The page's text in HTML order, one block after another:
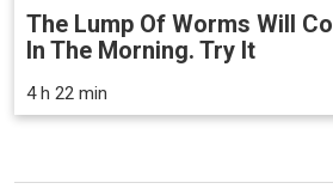
The Lump Of Worms Will
In The Morning. Try It
4 h 22 min